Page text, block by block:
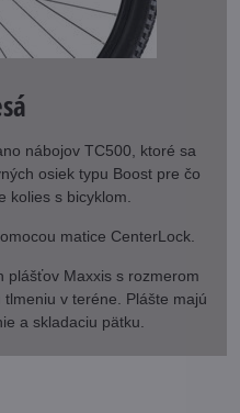
nábojov TC500, ktoré sa
osiek typu Boost pre čo
kolies s bicyklom.
matice CenterLock.
plášťov Maxxis s rozmerom
v teréne. Plášte majú
a skladaciu pätku.